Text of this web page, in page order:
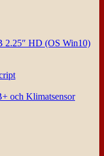
2.25″ HD (OS Win10)
och Klimatsensor